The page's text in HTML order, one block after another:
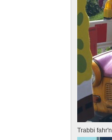
Trabbi fahr'n